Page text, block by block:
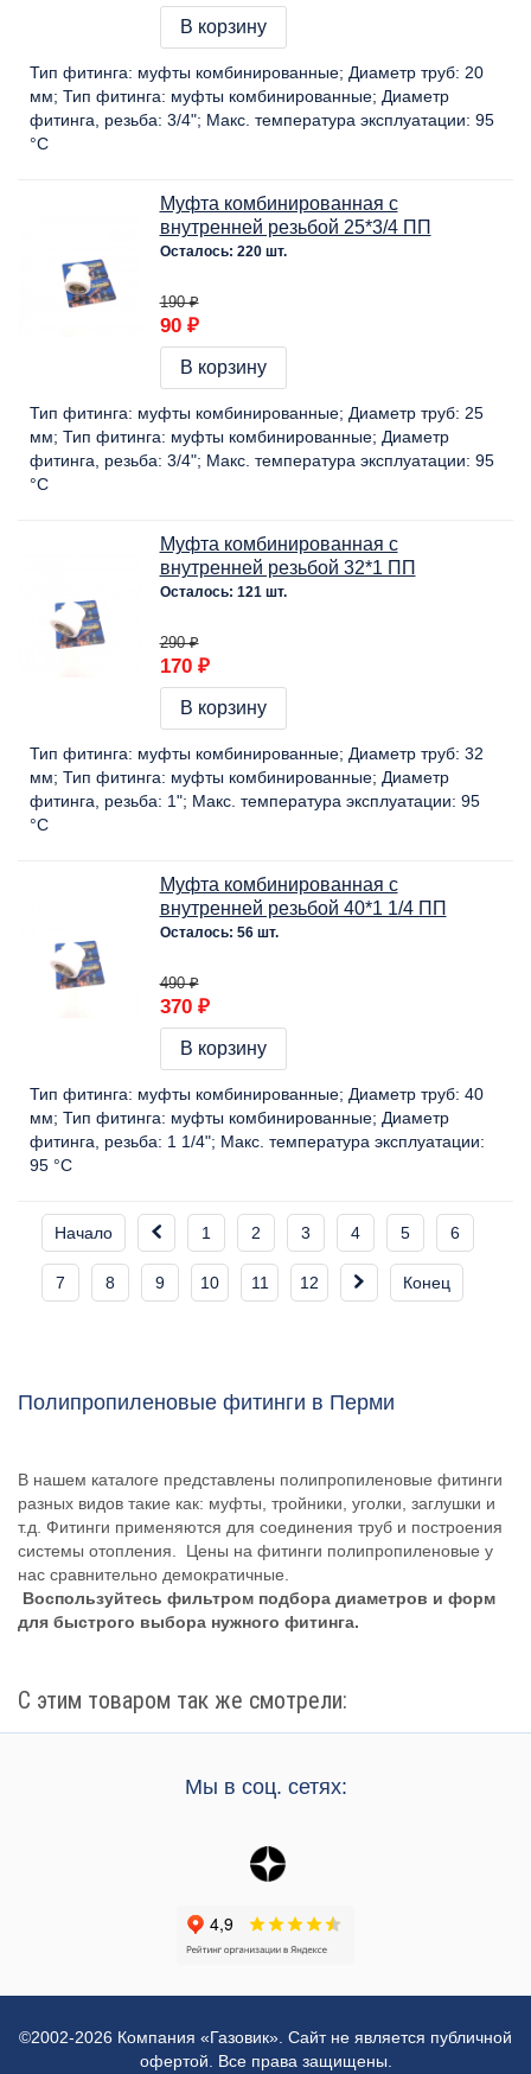
В корзину
Тип фитинга: муфты комбинированные Диаметр труб: 20
мм Тип фитинга: муфты комбинированные Диаметр
фитинга, резьба: 3/4" Макс. температура эксплуатации: 95
°C
Муфта комбинированная с
внутренней резьбой 25*3/4 ПП
Осталось: 220 шт.
190 ₽
90 ₽
В корзину
Тип фитинга: муфты комбинированные Диаметр труб: 25
мм Тип фитинга: муфты комбинированные Диаметр
фитинга, резьба: 3/4" Макс. температура эксплуатации: 95
°C
Муфта комбинированная с
внутренней резьбой 32*1 ПП
Осталось: 121 шт.
290 ₽
170 ₽
В корзину
Тип фитинга: муфты комбинированные Диаметр труб: 32
мм Тип фитинга: муфты комбинированные Диаметр
фитинга, резьба: 1" Макс. температура эксплуатации: 95
°C
Муфта комбинированная с
внутренней резьбой 40*1 1/4 ПП
Осталось: 56 шт.
490 ₽
370 ₽
В корзину
Тип фитинга: муфты комбинированные Диаметр труб: 40
мм Тип фитинга: муфты комбинированные Диаметр
фитинга, резьба: 1 1/4" Макс. температура эксплуатации:
95 °C
Начало 1 2 3 4 5 6
7 8 9 10 11 12 Конец
Полипропиленовые фитинги в Перми
В нашем каталоге представлены полипропиленовые фитинги
разных видов такие как: муфты, тройники, уголки, заглушки и
т.д. Фитинги применяются для соединения труб и построения
системы отопления. Цены на фитинги полипропиленовые у
нас сравнительно демократичные.
Воспользуйтесь фильтром подбора диаметров и форм
для быстрого выбора нужного фитинга.
С этим товаром так же смотрели:
Мы в соц. сетях:
©2002-2026 Компания «Газовик». Сайт не является публичной
офертой. Все права защищены.